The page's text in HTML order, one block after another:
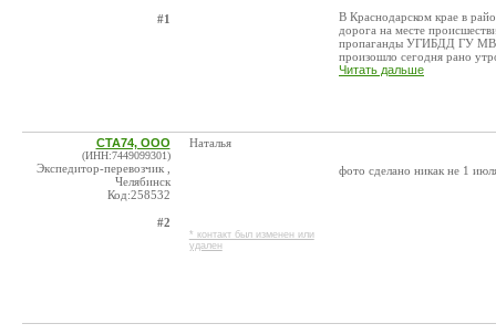
#1
В Краснодарском крае в
дорога на месте
пропаганды УГИБДД ГУ
произошло сегодня рано
Читать дальше
СТА74, ООО
(ИНН:7449099301)
Экспедитор-перевозчик ,
Челябинск
Код:258532
#2
Наталья
* контакт был изменен или
удален
фото сделано никак не 1